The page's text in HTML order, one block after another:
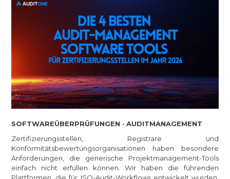
SOFTWAREÜBERPRÜFUNGEN · AUDITMANAGEMENT
Zertifizierungsstellen, Registrare und
Konformitätsbewertungsorganisationen haben besondere
Anforderungen, die generische Projektmanagement-Tools
einfach nicht erfüllen können. Wir haben die führenden